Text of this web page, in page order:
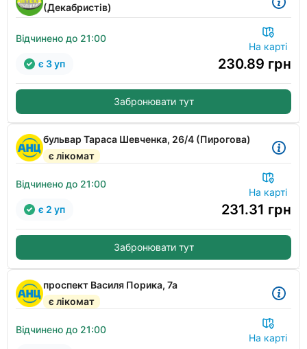
(Декабристів)
Відчинено до 21:00
На карті
230.89 грн
є 3 уп
Забронювати тут
бульвар Тараса Шевченка, 26/4 (Пирогова)
є лікомат
Відчинено до 21:00
На карті
231.31 грн
є 2 уп
Забронювати тут
проспект Василя Порика, 7а
є лікомат
Відчинено до 21:00
На карті